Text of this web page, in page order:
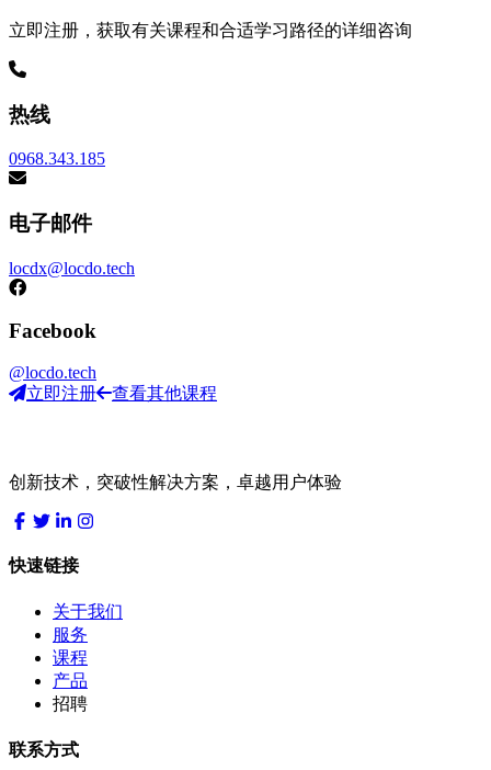
立即注册，获取有关课程和合适学习路径的详细咨询
热线
0968.343.185
电子邮件
locdx@locdo.tech
Facebook
@locdo.tech
立即注册
查看其他课程
创新技术，突破性解决方案，卓越用户体验
快速链接
关于我们
服务
课程
产品
招聘
联系方式